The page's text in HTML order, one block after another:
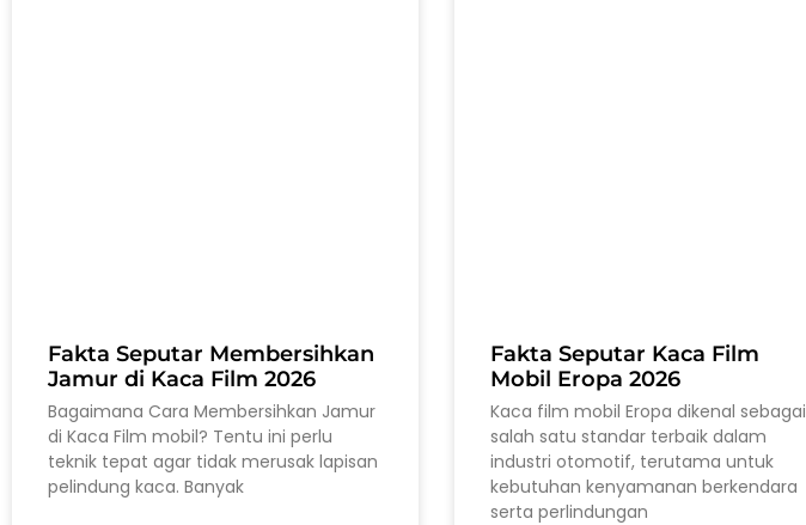
Fakta Seputar Membersihkan
Jamur di Kaca Film 2026
Bagaimana Cara Membersihkan Jamur
di Kaca Film mobil? Tentu ini perlu
teknik tepat agar tidak merusak lapisan
pelindung kaca. Banyak
Fakta Seputar Kaca Film
Mobil Eropa 2026
Kaca film mobil Eropa dikenal sebagai
salah satu standar terbaik dalam
industri otomotif, terutama untuk
kebutuhan kenyamanan berkendara
serta perlindungan